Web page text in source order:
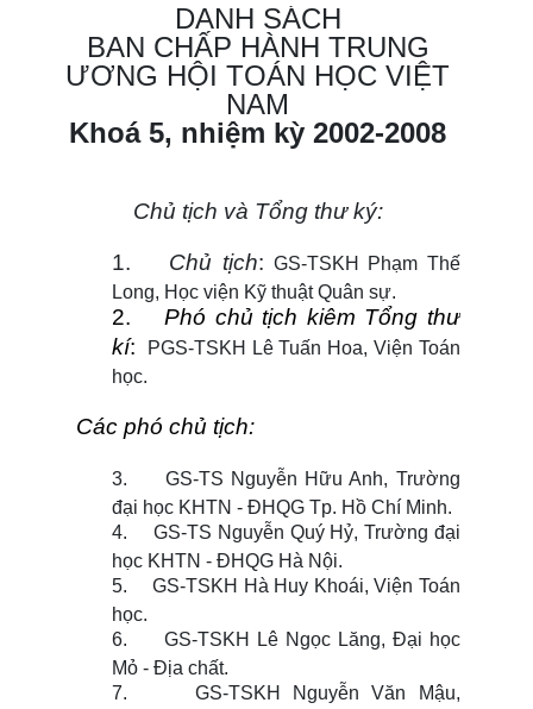
DANH SÁCH
BAN CHẤP HÀNH TRUNG
ƯƠNG HỘI TOÁN HỌC VIỆT
NAM
Khoá 5, nhiệm kỳ 2002-2008
Chủ tịch và Tổng thư ký:
1. Chủ tịch: GS-TSKH Phạm Thế
Long, Học viện Kỹ thuật Quân sự.
2.
Phó chủ tịch kiêm Tổng thư
kí:
PGS-TSKH Lê Tuấn Hoa, Viện Toán
học.
Các phóchủ tịch:
3.
GS-TS Nguyễn Hữu Anh, Trường
đại học KHTN - ĐHQG Tp. Hồ Chí Minh.
4.
GS-TS Nguyễn Quý Hỷ, Trường đại
học KHTN - ĐHQG Hà Nội.
5.
GS-TSKH Hà Huy Khoái, Viện Toán
học.
6.
GS-TSKH Lê Ngọc Lăng, Đại học
Mỏ - Địa chất.
7.
GS-TSKH Nguyễn Văn Mậu,